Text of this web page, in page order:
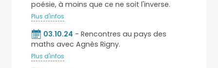
poésie, à moins que ce ne soit l'inverse.
Plus d'infos
03.10.24 - Rencontres au pays des
maths avec Agnès Rigny.
Plus d'infos